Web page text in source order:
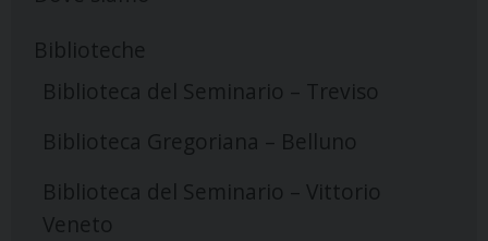
Biblioteche
Biblioteca del Seminario – Treviso
Biblioteca Gregoriana – Belluno
Biblioteca del Seminario – Vittorio
Veneto